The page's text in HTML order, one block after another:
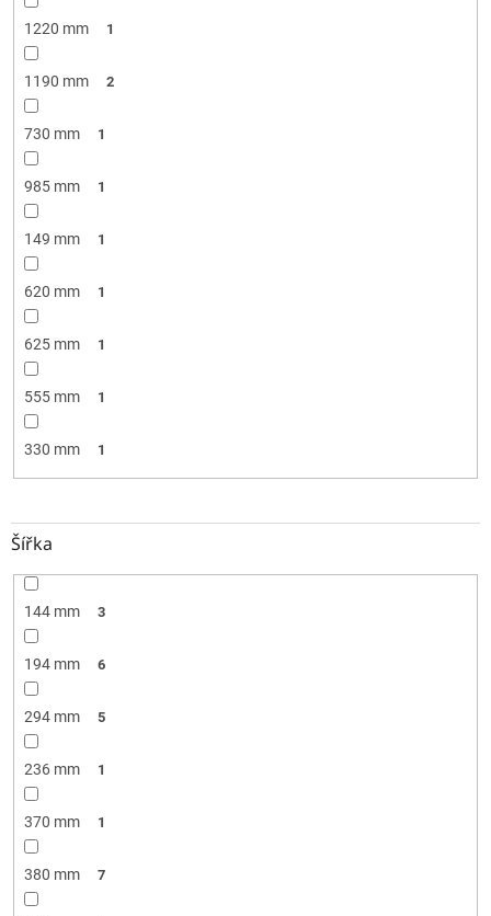
1220 mm 1
1190 mm 2
730 mm 1
985 mm 1
149 mm 1
620 mm 1
625 mm 1
555 mm 1
330 mm 1
Šířka
144 mm 3
194 mm 6
294 mm 5
236 mm 1
370 mm 1
380 mm 7